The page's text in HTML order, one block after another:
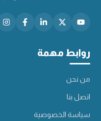
روابط مهمة
من نحن
اتصل بنا
سياسة الخصوصية